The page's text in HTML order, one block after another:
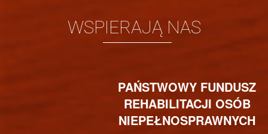
WSPIERAJĄ NAS
PAŃSTWOWY FUNDUSZ
REHABILITACJI OSÓB
NIEPEŁNOSPRAWNYCH